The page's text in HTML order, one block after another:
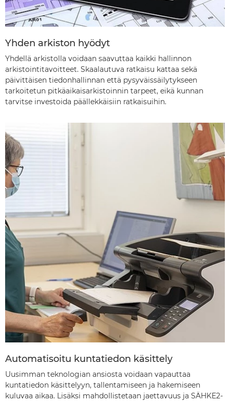
Yhden arkiston hyödyt
Yhdellä arkistolla voidaan saavuttaa kaikki hallinnon
arkistointitavoitteet. Skaalautuva ratkaisu kattaa sekä
päivittäisen tiedonhallinnan että pysyväissäilytykseen
tarkoitetun pitkäaikaisarkistoinnin tarpeet, eikä kunnan
tarvitse investoida päällekkäisiin ratkaisuihin.
Automatisoitu kuntatiedon käsittely
Uusimman teknologian ansiosta voidaan vapauttaa
kuntatiedon käsittelyyn, tallentamiseen ja hakemiseen
kuluvaa aikaa. Lisäksi mahdollistetaan jaettavuus ja SÄHKE2-